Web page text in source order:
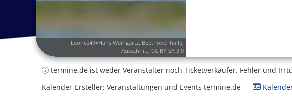
Leonce49=Hans Weingartz, Beethovenhalle,
Ausschnitt, CC BY-SA 3.0
termine.de ist weder Veranstalter noch Ticketverkäufer. Fehler und
Kalender-Ersteller: Veranstaltungen und Events termine.de